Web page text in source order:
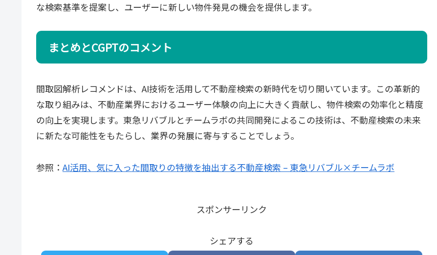
な検索基準を提案し、ユーザーに新しい物件発見の機会を提供します。
まとめとCGPTのコメント
間取図解析レコメンドは、AI技術を活用して不動産検索の新時代を切り開いています。この革新的
な取り組みは、不動産業界におけるユーザー体験の向上に大きく貢献し、物件検索の効率化と精度
の向上を実現します。東急リバブルとチームラボの共同開発によるこの技術は、不動産検索の未来
に新たな可能性をもたらし、業界の発展に寄与することでしょう。
参照： AI活用、気に入った間取りの特徴を抽出する不動産検索 – 東急リバブル×チームラボ
スポンサーリンク
シェアする